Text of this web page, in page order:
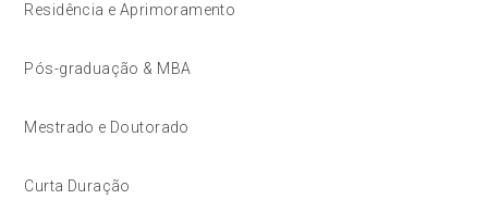
Residência e Aprimoramento
Pós-graduação & MBA
Mestrado e Doutorado
Curta Duração